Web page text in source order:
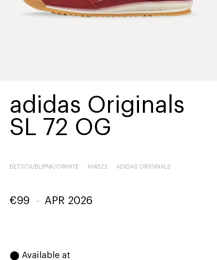
adidas Originals
SL 72 OG
BETSCA/BLIPNK/OWHITE IH4522 ADIDAS ORIGINALS
€99 - APR 2026
⬤ Available at